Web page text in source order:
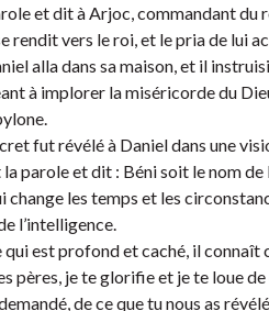
et dit à Arjoc, commandant du
rendit vers le roi, et le pria de lui
alla dans sa maison, et il
à implorer la miséricorde du
fut révélé à Daniel dans une
parole et dit : Béni soit le nom de
change les temps et les
l’intelligence.
qui est profond et caché, il connaît
pères, je te glorifie et je te loue
de ce que tu nous as